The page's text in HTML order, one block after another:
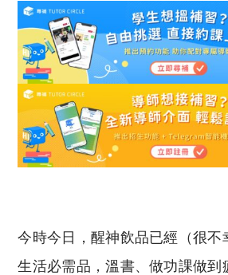
今時今日，醒神飲品已經（很不
生活必需品，溫書、做功課做到